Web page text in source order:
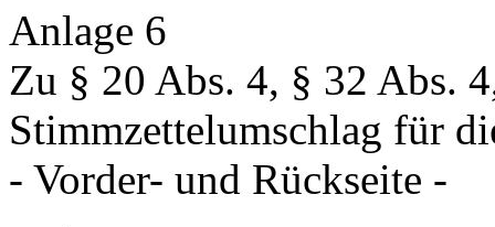
Anlage 6
Zu § 20 Abs. 4, § 32 Abs.
Stimmzettelumschlag für
- Vorder- und Rückseite -